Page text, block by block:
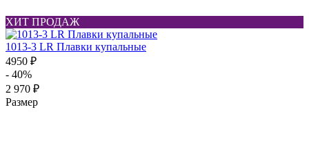
ХИТ ПРОДАЖ
1013-3 LR Плавки купальные
4950 ₽
- 40%
2 970 ₽
Размер